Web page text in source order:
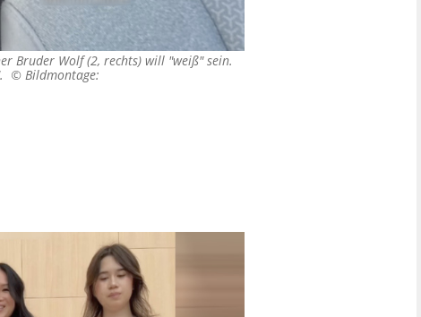
Bruder Wolf (2, rechts) will "weiß" sein.
© Bildmontage: